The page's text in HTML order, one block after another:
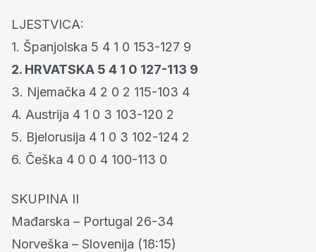
LJESTVICA:
1. Španjolska 5 4 1 0 153-127 9
2. HRVATSKA 5 4 1 0 127-113 9
3. Njemačka 4 2 0 2 115-103 4
4. Austrija 4 1 0 3 103-120 2
5. Bjelorusija 4 1 0 3 102-124 2
6. Češka 4 0 0 4 100-113 0
SKUPINA II
Mađarska – Portugal 26-34
Norveška – Slovenija (18:15)